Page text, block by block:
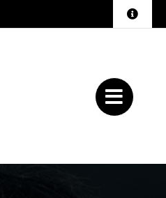
Toggle